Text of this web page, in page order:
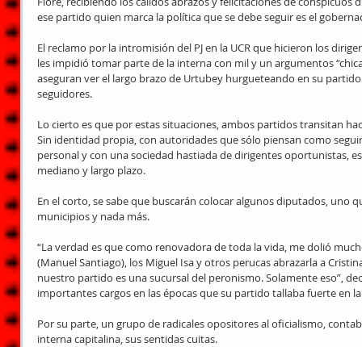
ese partido quien marca la política que se debe seguir es el
El reclamo por la intromisión del PJ en la UCR que hicieron los
les impidió tomar parte de la interna con mil y un argumentos
aseguran ver el largo brazo de Urtubey hurgueteando en su
seguidores.
Lo cierto es que por estas situaciones, ambos partidos transitan
Sin identidad propia, con autoridades que sólo piensan como
personal y con una sociedad hastiada de dirigentes oportunistas,
mediano y largo plazo.
En el corto, se sabe que buscarán colocar algunos diputados, uno
municipios y nada más.
“La verdad es que como renovadora de toda la vida, me dolió
(Manuel Santiago), los Miguel Isa y otros perucas abrazarla a
nuestro partido es una sucursal del peronismo. Solamente eso”,
importantes cargos en las épocas que su partido tallaba fuerte en
Por su parte, un grupo de radicales opositores al oficialismo,
interna capitalina, sus sentidas cuitas.